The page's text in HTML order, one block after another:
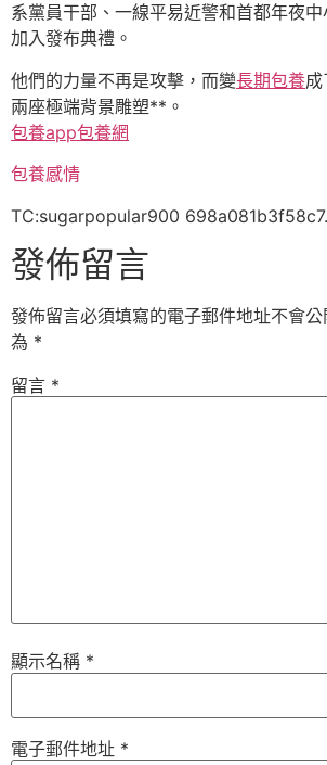
系黨員干部、一線平易近警和首都年夜
加入發布典禮。
他們的力量不再是攻擊，而變長期包養
兩座極端背景雕塑**。
包養app包養網
包養感情
TC:sugarpopular900
發佈留言
發佈留言必須填寫的電子郵件地址不會公
為 *
留言 *
顯示名稱 *
電子郵件地址 *